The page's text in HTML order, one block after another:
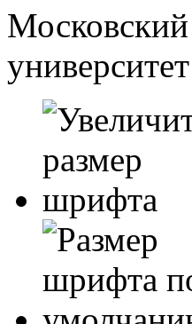
Московский
университет